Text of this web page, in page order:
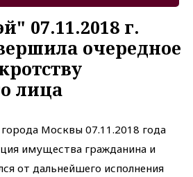
07.11.2018 г.
очередное
лица
Москвы 07.11.2018 года
имущества гражданина и
от дальнейшего исполнения